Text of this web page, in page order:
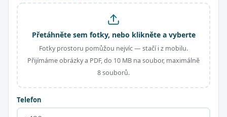
Přetáhněte sem fotky, nebo klikněte a vyberte
Fotky prostoru pomůžou nejvíc — stačí i z mobilu.
Přijímáme obrázky a PDF, do 10 MB na soubor, maximálně
8 souborů.
Telefon